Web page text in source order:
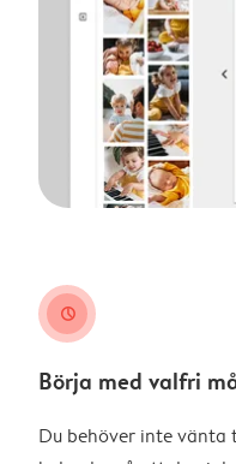
clock
Börja med valfri
Du behöver inte vänta